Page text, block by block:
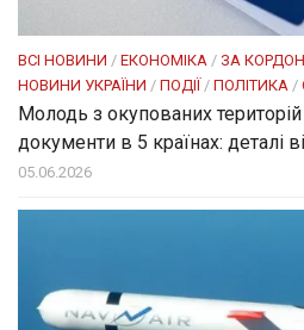
ВСІ НОВИНИ / ЕКОНОМІКА / ЗА
НОВИНИ УКРАЇНИ / ПОДІЇ/ ПОЛІТИКА /
Молодь з окупованих
документи в 5 країнах: деталі
05.06.2026